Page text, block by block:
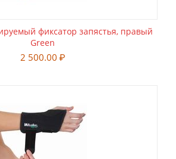
фиксатор запястья, правый
Green
2 500.00 ₽